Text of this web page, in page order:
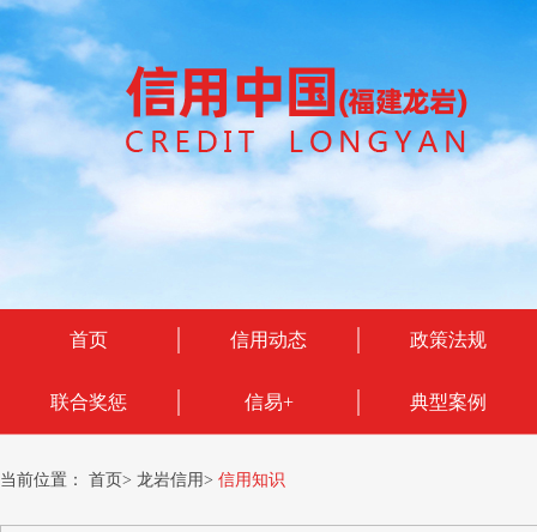
首页 信用动态 政策法规
联合奖惩 信易+ 典型案例
当前位置： 首页> 龙岩信用> 信用知识